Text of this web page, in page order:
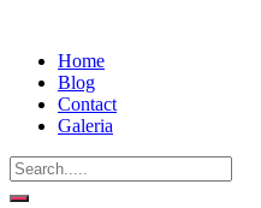
Home
Blog
Contact
Galeria